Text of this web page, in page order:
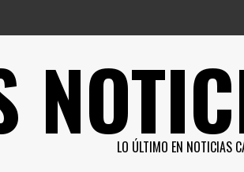
LO ÚLTIMO EN NOTICIAS